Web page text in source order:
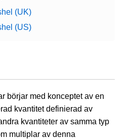
(UK)
(US)
börjar med konceptet av en
kvantitet definierad av
kvantiteter av samma typ
multiplar av denna